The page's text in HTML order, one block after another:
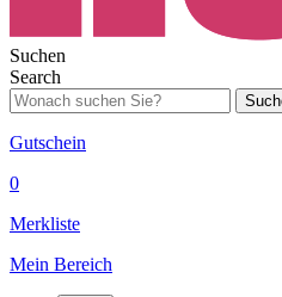
Suchen
Search
Gutschein
0
Merkliste
Mein Bereich